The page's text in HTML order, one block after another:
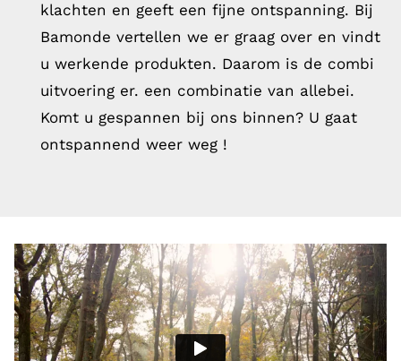
klachten en geeft een fijne ontspanning. Bij
Bamonde vertellen we er graag over en vindt
u werkende produkten. Daarom is de combi
uitvoering er. een combinatie van allebei.
Komt u gespannen bij ons binnen? U gaat
ontspannend weer weg !